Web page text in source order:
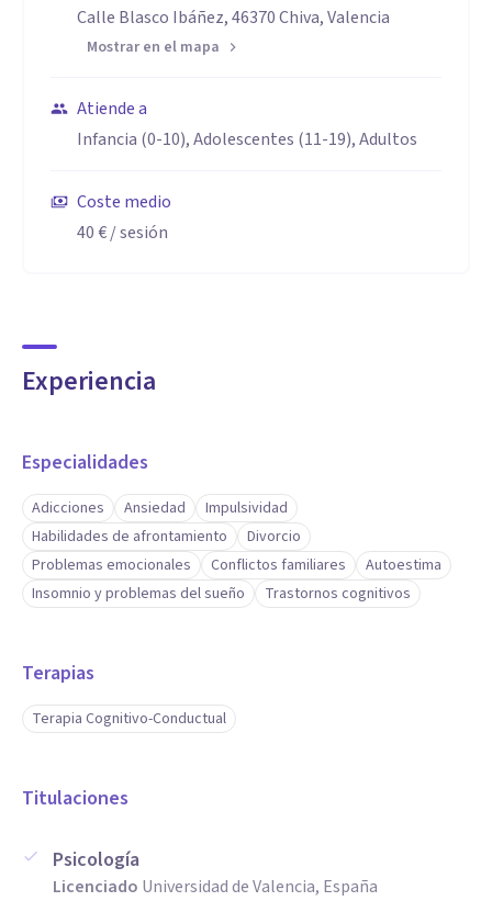
Calle Blasco Ibáñez, 46370 Chiva, Valencia
Mostrar en el mapa
Atiende a
Infancia (0-10), Adolescentes (11-19), Adultos
Coste medio
40 €/ sesión
Experiencia
Especialidades
Adicciones Ansiedad
Impulsividad
Habilidades de afrontamiento
Divorcio
Problemas emocionales
Conflictos familiares
Autoestima
Insomnio y problemas del sueño
Trastornos cognitivos
Terapias
Terapia Cognitivo-Conductual
Titulaciones
Psicología
Licenciado Universidad de Valencia, España